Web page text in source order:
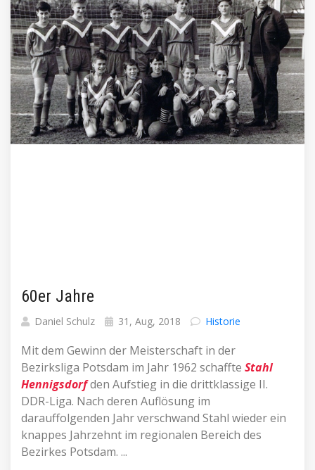
60er Jahre
Daniel Schulz 31, Aug, 2018 Historie
Mit dem Gewinn der Meisterschaft in der
Bezirksliga Potsdam im Jahr 1962 schaffte Stahl
Hennigsdorfden Aufstieg in die drittklassige II.
DDR-Liga. Nach deren Auflösung im
darauffolgenden Jahr verschwand Stahl wieder ein
knappes Jahrzehnt im regionalen Bereich des
Bezirkes Potsdam. ...